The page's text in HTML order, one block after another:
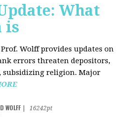
What
is
Wolff provides updates on
errors threaten depositors,
subsidizing religion. Major
WOLFF
16242pt